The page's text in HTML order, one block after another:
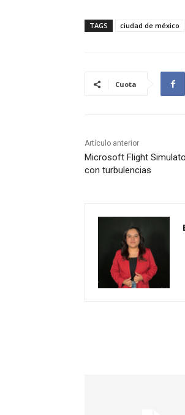
TAGS ciudad de méxico
Cuota
Artículo anterior
Microsoft Flight
con turbulencias